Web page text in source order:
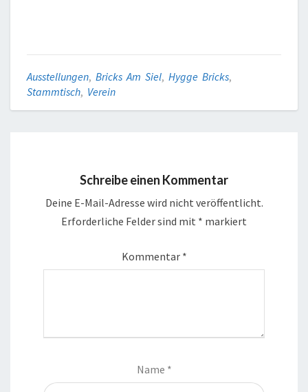
Ausstellungen, Bricks Am Siel, Hygge Bricks,
Stammtisch, Verein
Schreibe einen Kommentar
Deine E-Mail-Adresse wird nicht veröffentlicht.
Erforderliche Felder sind mit * markiert
Kommentar *
Name *